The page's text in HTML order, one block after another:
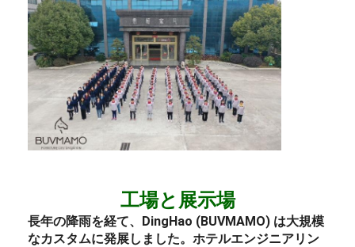
工場と展示場
長年の降雨を経て、DingHao (BUVMAMO) は大規模
なカスタムに発展しました。ホテルエンジニアリン